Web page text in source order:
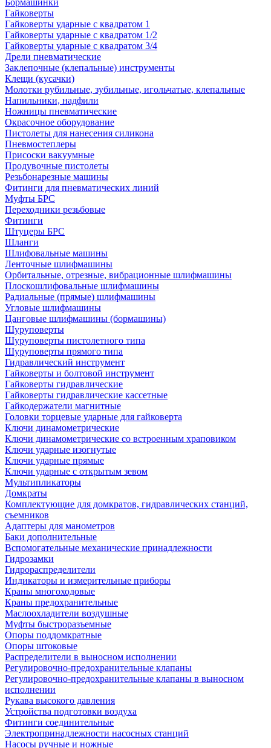
Бормашинки
Гайковерты
Гайковерты ударные с квадратом 1
Гайковерты ударные с квадратом 1/2
Гайковерты ударные с квадратом 3/4
Дрели пневматические
Заклепочные (клепальные) инструменты
Клещи (кусачки)
Молотки рубильные, зубильные, игольчатые, клепальные
Напильники, надфили
Ножницы пневматические
Окрасочное оборудование
Пистолеты для нанесения силикона
Пневмостеплеры
Присоски вакуумные
Продувочные пистолеты
Резьбонарезные машины
Фитинги для пневматических линий
Муфты БРС
Переходники резьбовые
Фитинги
Штуцеры БРС
Шланги
Шлифовальные машины
Ленточные шлифмашины
Орбитальные, отрезные, вибрационные шлифмашины
Плоскошлифовальные шлифмашины
Радиальные (прямые) шлифмашины
Угловые шлифмашины
Цанговые шлифмашины (бормашины)
Шуруповерты
Шуруповерты пистолетного типа
Шуруповерты прямого типа
Гидравлический инструмент
Гайковерты и болтовой инструмент
Гайковерты гидравлические
Гайковерты гидравлические кассетные
Гайкодержатели магнитные
Головки торцевые ударные для гайковерта
Ключи динамометрические
Ключи динамометрические со встроенным храповиком
Ключи ударные изогнутые
Ключи ударные прямые
Ключи ударные с открытым зевом
Мультипликаторы
Домкраты
Комплектующие для домкратов, гидравлических станций,
съемников
Адаптеры для манометров
Баки дополнительные
Вспомогательные механические принадлежности
Гидрозамки
Гидрораспределители
Индикаторы и измерительные приборы
Краны многоходовые
Краны предохранительные
Маслоохладители воздушные
Муфты быстроразъемные
Опоры поддомкратные
Опоры штоковые
Распределители в выносном исполнении
Регулировочно-предохранительные клапаны
Регулировочно-предохранительные клапаны в выносном
исполнении
Рукава высокого давления
Устройства подготовки воздуха
Фитинги соединительные
Электропринадлежности насосных станций
Насосы ручные и ножные